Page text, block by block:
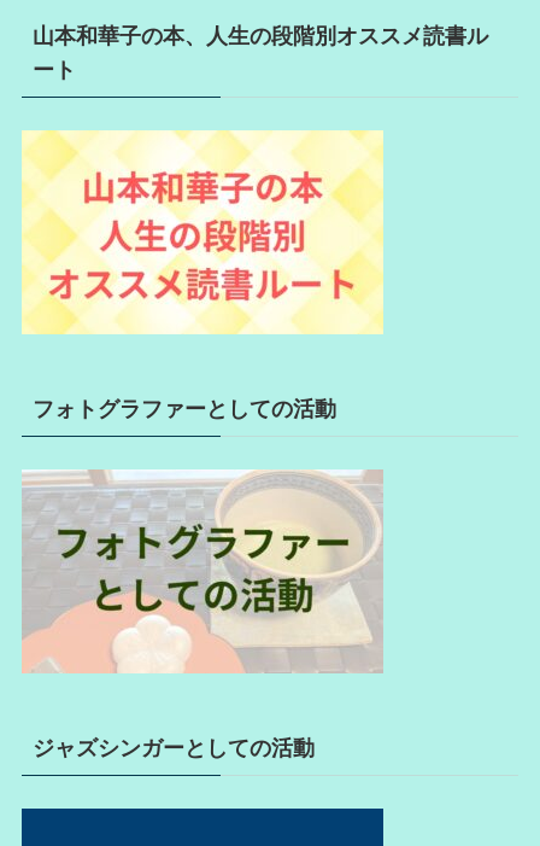
山本和華子の本、人生の段階別オススメ読書ル
ート
フォトグラファーとしての活動
ジャズシンガーとしての活動